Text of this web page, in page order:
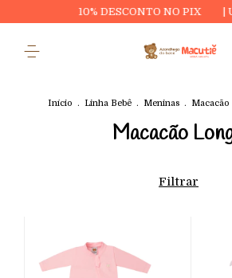
10% DESCONTO NO PIX | Use o cupom
Início . Linha Bebê . Meninas . Macacão
Macacão
Filtrar